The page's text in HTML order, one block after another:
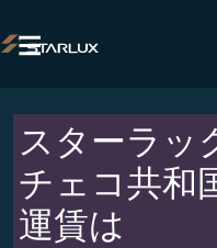

スターラッ
チェコ共和
運賃は